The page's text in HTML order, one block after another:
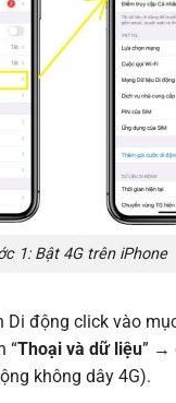
1: Bật 4G trên iPhone
Di động click vào
“Thoại và dữ liệu” →
không dây 4G).